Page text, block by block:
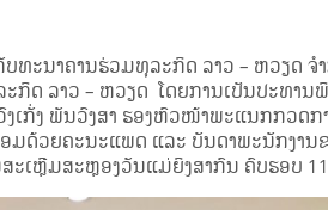
ະນາຄານຮ່ວມທຸລະກິດ ລາວ – ຫວຽດ ຈໍາ
ດ ລາວ – ຫວຽດ ໂດຍການເປັນປະທານ
ງເກັ່ງ ພັນວົງສາ ຮອງຫົວໜ້າພະແນກກວດ
ດ້ວຍຄະນະແພດ ແລະ ບັນດາພະນັກງານຂ
ສະເຫຼີມສະຫຼອງວັນແມ່ຍິງສາກົນ ຄົບຮອບ